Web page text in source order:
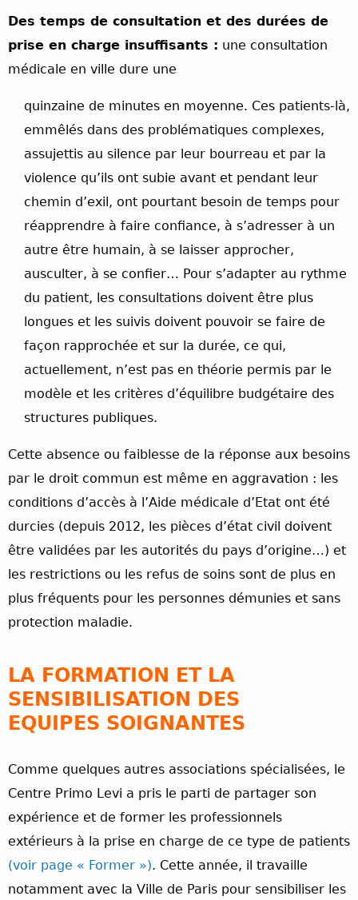
Des temps de consultation et des durées de
prise en charge insuffisants : une consultation
médicale en ville dure une
quinzaine de minutes en moyenne. Ces patients-là,
emmêlés dans des problématiques complexes,
assujettis au silence par leur bourreau et par la
violence qu’ils ont subie avant et pendant leur
chemin d’exil, ont pourtant besoin de temps pour
réapprendre à faire confiance, à s’adresser à un
autre être humain, à se laisser approcher,
ausculter, à se confier… Pour s’adapter au rythme
du patient, les consultations doivent être plus
longues et les suivis doivent pouvoir se faire de
façon rapprochée et sur la durée, ce qui,
actuellement, n’est pas en théorie permis par le
modèle et les critères d’équilibre budgétaire des
structures publiques.
Cette absence ou faiblesse de la réponse aux besoins
par le droit commun est même en aggravation : les
conditions d’accès à l’Aide médicale d’Etat ont été
durcies (depuis 2012, les pièces d’état civil doivent
être validées par les autorités du pays d’origine…) et
les restrictions ou les refus de soins sont de plus en
plus fréquents pour les personnes démunies et sans
protection maladie.
LA FORMATION ET LA
SENSIBILISATION DES
EQUIPES SOIGNANTES
Comme quelques autres associations spécialisées, le
Centre Primo Levi a pris le parti de partager son
expérience et de former les professionnels
extérieurs à la prise en charge de ce type de patients
(voir page « Former »). Cette année, il travaille
notamment avec la Ville de Paris pour sensibiliser les